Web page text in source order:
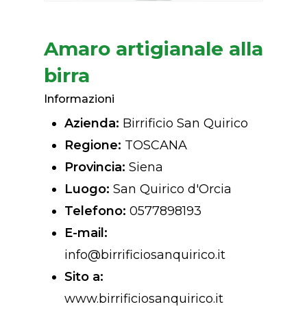
Amaro artigianale alla
birra
Informazioni
Azienda: Birrificio San Quirico
Regione: TOSCANA
Provincia: Siena
Luogo: San Quirico d'Orcia
Telefono: 0577898193
E-mail:
info@birrificiosanquirico.it
Sito a:
www.birrificiosanquirico.it